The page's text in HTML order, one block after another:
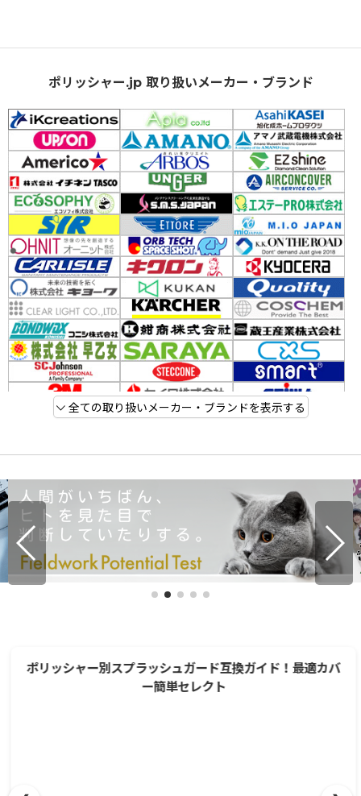
ポリッシャー.jp 取り扱いメーカー・ブランド
全ての取り扱いメーカー・ブランドを表示する
ポリッシャー別スプラッシュガード互換ガイド！最適カバ
ー簡単セレクト